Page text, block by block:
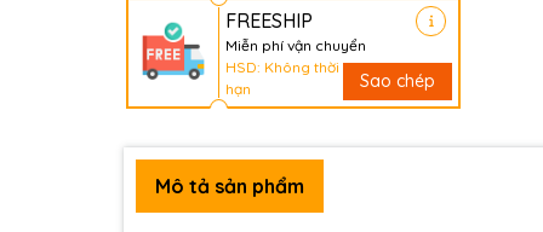
FREESHIP
Miễn phí vận chuyển
HSD: Không thời
hạn
Sao chép
Mô tả sản phẩm